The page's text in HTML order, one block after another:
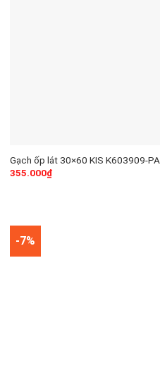
Gạch ốp lát 30×60 KIS K603909-PA
355.000₫
-7%